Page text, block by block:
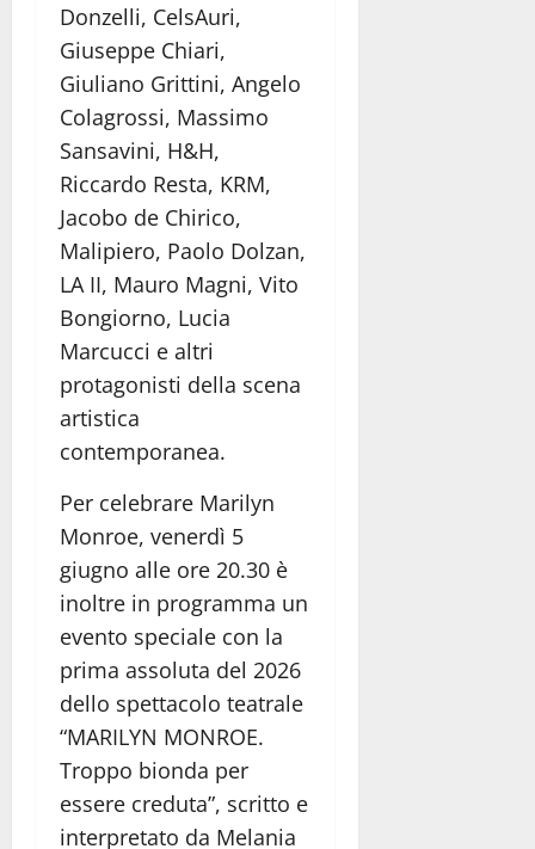
Donzelli, CelsAuri,
Giuseppe Chiari,
Giuliano Grittini, Angelo
Colagrossi, Massimo
Sansavini, H&H,
Riccardo Resta, KRM,
Jacobo de Chirico,
Malipiero, Paolo Dolzan,
LA II, Mauro Magni, Vito
Bongiorno, Lucia
Marcucci e altri
protagonisti della scena
artistica
contemporanea.
Per celebrare Marilyn
Monroe, venerdì 5
giugno alle ore 20.30 è
inoltre in programma un
evento speciale con la
prima assoluta del 2026
dello spettacolo teatrale
“MARILYN MONROE.
Troppo bionda per
essere creduta”, scritto e
interpretato da Melania